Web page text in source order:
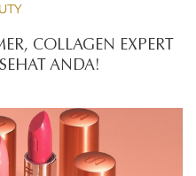
COLLAGEN EXPERT
ANDA!